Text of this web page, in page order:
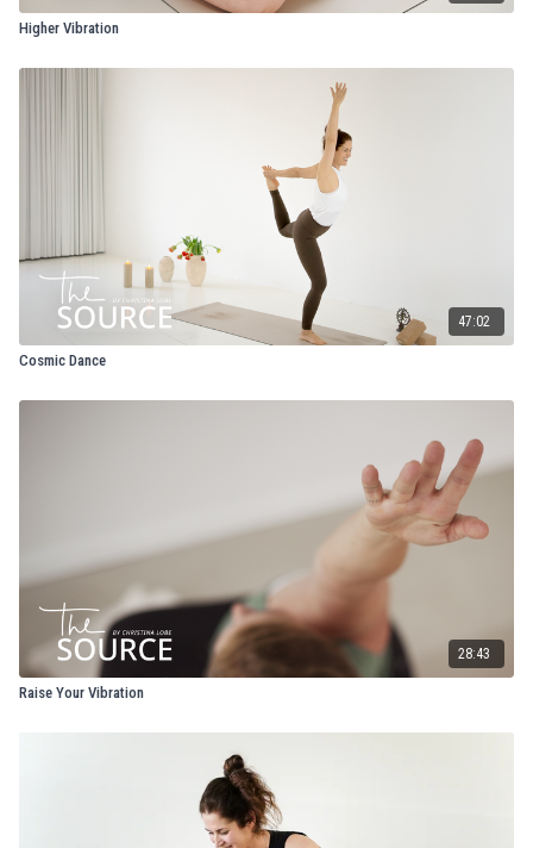
Higher Vibration
47:02
Cosmic Dance
28:43
Raise Your Vibration